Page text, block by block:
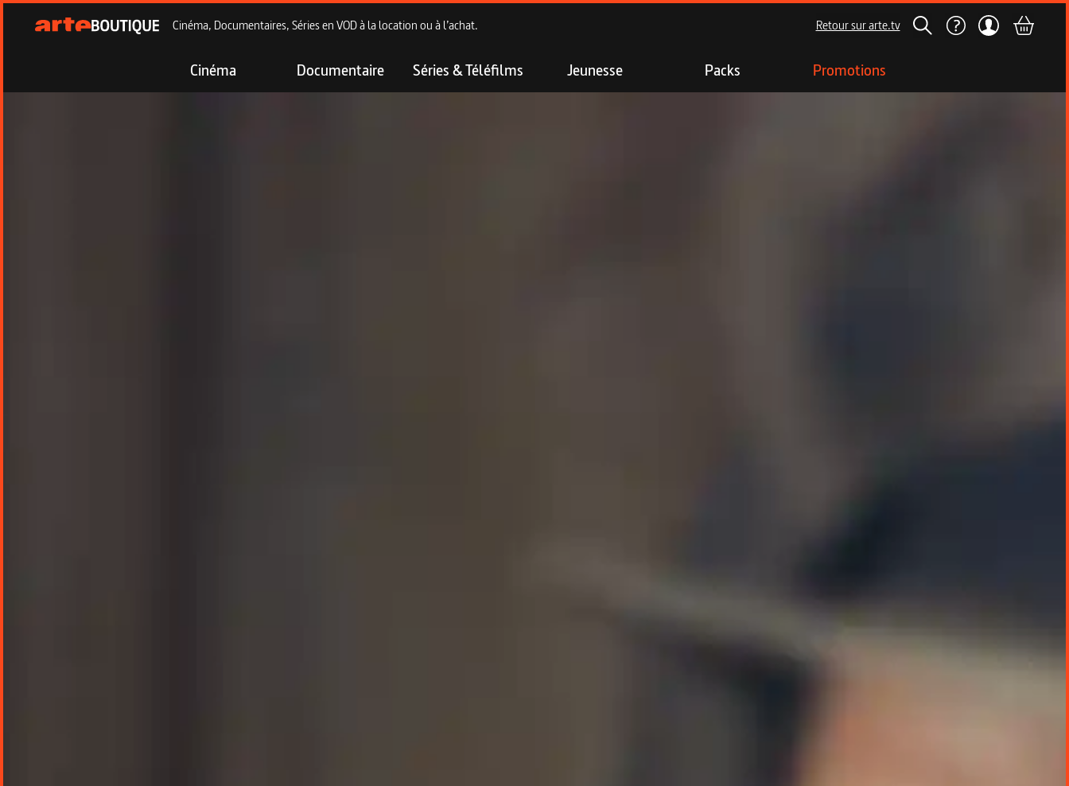
Cinéma, Documentaires, Séries en VOD à la location ou à l’achat. Retour sur arte.tv
Cinéma Documentaire Séries & Téléfilms Jeunesse Packs Promotions